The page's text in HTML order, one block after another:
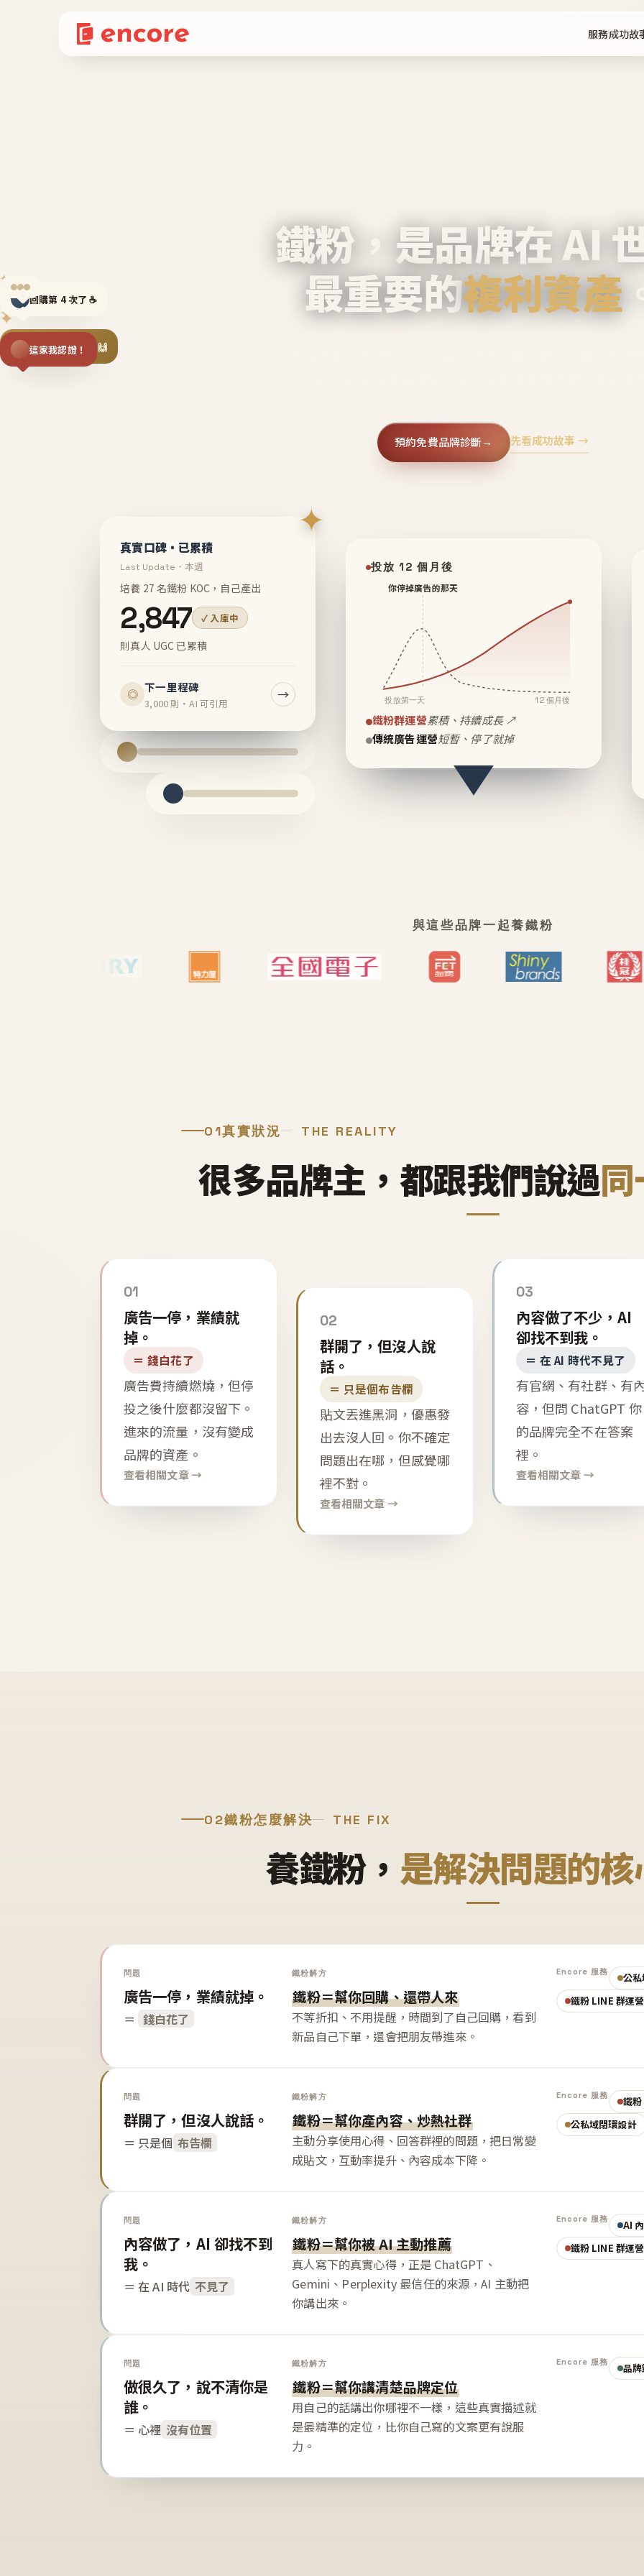
服務成功故
✦
✦
✦
回購第 4 次了 ☕
揪同事一起團購 🙌
這家我認證！
鐵粉，是品牌在 AI
最重要的複利資產
預約免費品牌診斷→ 先看成功故事 →
✦
真實口碑・已累積
Last Update・本週
培養 27 名鐵粉 KOC，自己產出
2,847 ✓ 入庫中
則真人 UGC 已累積
◎ 下一里程碑
3,000 則・AI 可引用
→
投放 12 個月後
你停掉廣告的那天
投放第一天 12 個月後
鐵粉群運營累積、持續成長 ↗
傳統廣告運營短暫、停了就掉
與這些品牌一起養鐵粉
01真實狀況 THE REALITY
很多品牌主，都跟我們說過同
01
廣告一停，業績就
掉。
＝ 錢白花了
廣告費持續燃燒，但停
投之後什麼都沒留下。
進來的流量，沒有變成
品牌的資產。
查看相關文章 →
02
群開了，但沒人說
話。
＝ 只是個布告欄
貼文丟進黑洞，優惠發
出去沒人回。你不確定
問題出在哪，但感覺哪
裡不對。
查看相關文章 →
03
內容做了不少，AI
卻找不到我。
＝ 在 AI 時代不見了
有官網、有社群、有
容，但問 ChatGPT 你
的品牌完全不在答案
裡。
查看相關文章 →
02鐵粉怎麼解決 THE FIX
養鐵粉， 是解決問題的
問題
廣告一停，業績就掉。
＝ 錢白花了
鐵粉解方
鐵粉＝幫你回購、還帶人來
不等折扣、不用提醒，時間到了自己回購，看到
新品自己下單，還會把朋友帶進來。
Encore 服務
公
鐵粉 LINE 群運營
問題
群開了，但沒人說話。
＝ 只是個 布告欄
鐵粉解方
鐵粉＝幫你產內容、炒熱社群
主動分享使用心得、回答群裡的問題，把日常變
成貼文，互動率提升、內容成本下降。
Encore 服務
鐵
公私域閉環設計
問題
內容做了，AI 卻找不到
我。
＝ 在 AI 時代 不見了
鐵粉解方
鐵粉＝幫你被 AI 主動推薦
真人寫下的真實心得，正是 ChatGPT、
Gemini、Perplexity 最信任的來源，AI 主動把
你講出來。
Encore 服務
AI
鐵粉 LINE 群運營
問題
做很久了，說不清你是
誰。
＝ 心裡 沒有位置
鐵粉解方
鐵粉＝幫你講清楚品牌定位
用自己的話講出你哪裡不一樣，這些真實描述就
是最精準的定位，比你自己寫的文案更有說服
力。
Encore 服務 品